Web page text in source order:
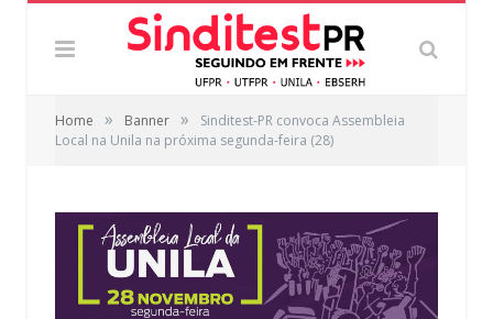
Home » Banner »
Sinditest-PR convoca Assembleia
Local na Unila na próxima segunda-feira (28)